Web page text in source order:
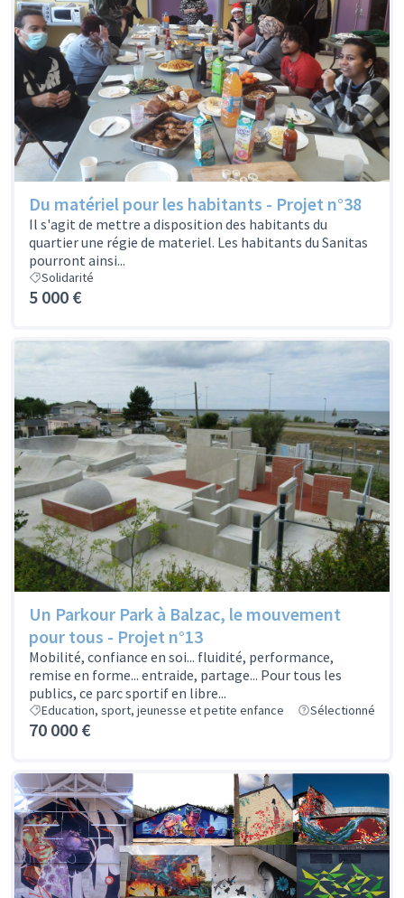
Du matériel pour les habitants - Projet n°38
Il s'agit de mettre a disposition des habitants du
quartier une régie de materiel. Les habitants du Sanitas
pourront ainsi...
Solidarité
5 000 €
Un Parkour Park à Balzac, le mouvement
pour tous - Projet n°13
Mobilité, confiance en soi... fluidité, performance,
remise en forme... entraide, partage... Pour tous les
publics, ce parc sportif en libre...
Education, sport, jeunesse et petite enfance Sélectionné
70 000 €